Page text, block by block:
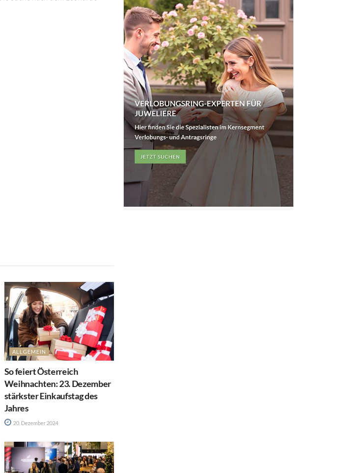
ALLGEMEIN
So feiert Österreich
Weihnachten: 23. Dezember
stärkster Einkaufstag des
Jahres
20. Dezember 2024